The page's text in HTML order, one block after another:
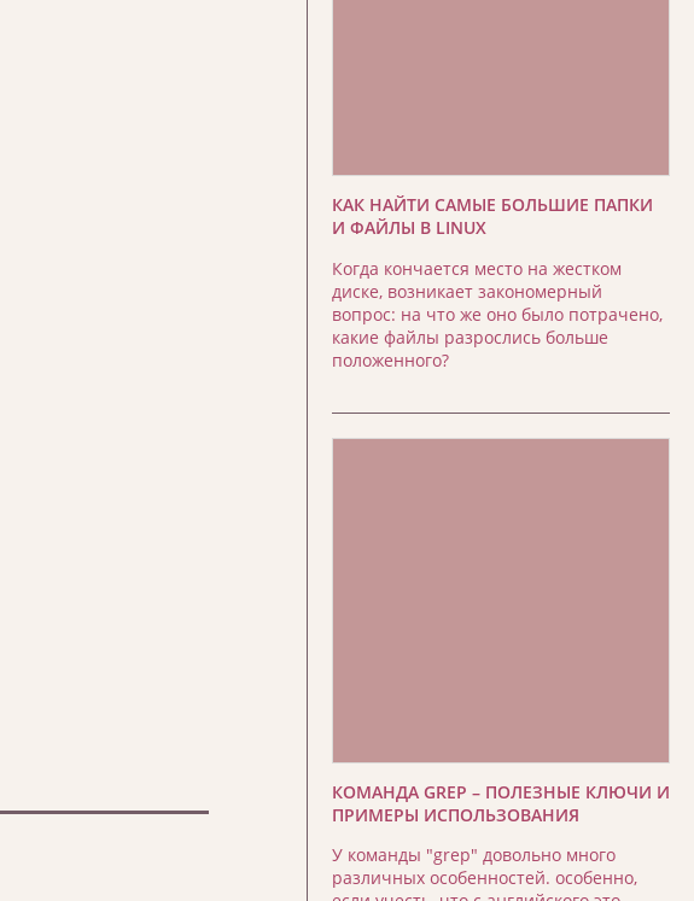
КАК НАЙТИ САМЫЕ БОЛЬШИЕ ПАПКИ
И ФАЙЛЫ В LINUX
Когда кончается место на жестком
диске, возникает закономерный
вопрос: на что же оно было потрачено,
какие файлы разрослись больше
положенного?
КОМАНДА GREP – ПОЛЕЗНЫЕ КЛЮЧИ И
ПРИМЕРЫ ИСПОЛЬЗОВАНИЯ
У команды "grep" довольно много
различных особенностей. особенно,